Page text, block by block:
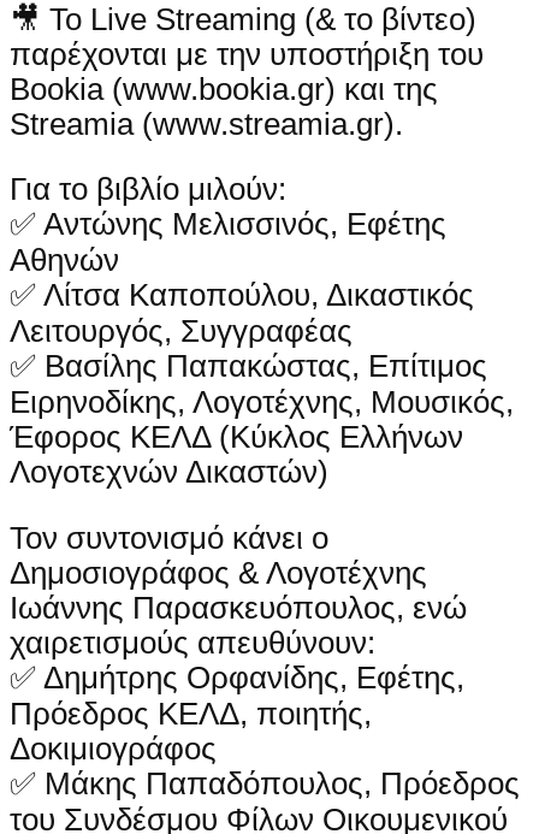
🎥 Το Live Streaming (& το βίντεο)
παρέχονται με την υποστήριξη του
Bookia (www.bookia.gr) και της
Streamia (www.streamia.gr).
Για το βιβλίο μιλούν:
✅ Αντώνης Μελισσινός, Εφέτης
Αθηνών
✅ Λίτσα Καποπούλου, Δικαστικός
Λειτουργός, Συγγραφέας
✅ Βασίλης Παπακώστας, Επίτιμος
Ειρηνοδίκης, Λογοτέχνης, Μουσικός,
Έφορος ΚΕΛΔ (Κύκλος Ελλήνων
Λογοτεχνών Δικαστών)
Τον συντονισμό κάνει ο
Δημοσιογράφος & Λογοτέχνης
Ιωάννης Παρασκευόπουλος, ενώ
χαιρετισμούς απευθύνουν:
✅ Δημήτρης Ορφανίδης, Εφέτης,
Πρόεδρος ΚΕΛΔ, ποιητής,
Δοκιμιογράφος
✅ Μάκης Παπαδόπουλος, Πρόεδρος
του Συνδέσμου Φίλων Οικουμενικού